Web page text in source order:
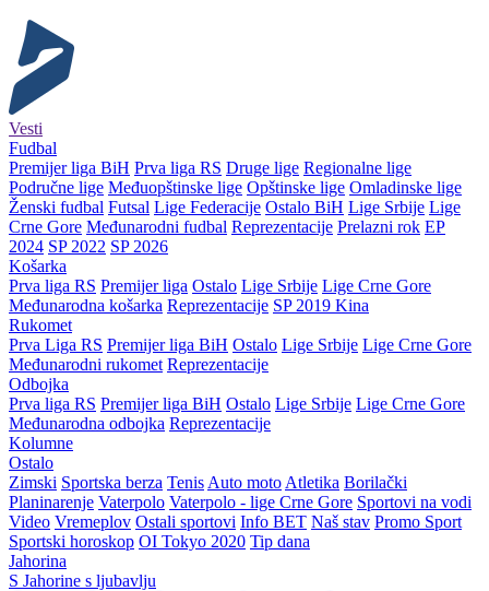
Vesti
Fudbal
Premijer liga BiH Prva liga RS Druge lige Regionalne lige
Područne lige Međuopštinske lige Opštinske lige Omladinske lige
Ženski fudbal Futsal Lige Federacije Ostalo BiH Lige Srbije Lige
Crne Gore Međunarodni fudbal Reprezentacije Prelazni rok EP
2024 SP 2022 SP 2026
Košarka
Prva liga RS Premijer liga Ostalo Lige Srbije Lige Crne Gore
Međunarodna košarka Reprezentacije SP 2019 Kina
Rukomet
Prva Liga RS Premijer liga BiH Ostalo Lige Srbije Lige Crne Gore
Međunarodni rukomet Reprezentacije
Odbojka
Prva liga RS Premijer liga BiH Ostalo Lige Srbije Lige Crne Gore
Međunarodna odbojka Reprezentacije
Kolumne
Ostalo
Zimski Sportska berza Tenis Auto moto Atletika Borilački
Planinarenje Vaterpolo Vaterpolo - lige Crne Gore Sportovi na vodi
Video Vremeplov Ostali sportovi Info BET Naš stav Promo Sport
Sportski horoskop OI Tokyo 2020 Tip dana
Jahorina
S Jahorine s ljubavlju